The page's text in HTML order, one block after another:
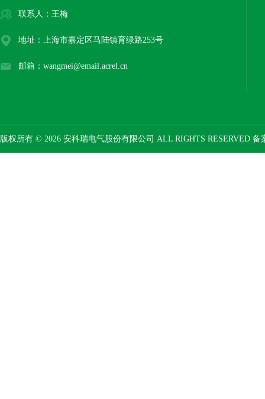
联系人：王梅
地址：上海市嘉定区马陆镇育绿路253号
邮箱：wangmei@email.acrel.cn
版权所有 © 2026 安科瑞电气股份有限公司 ALL RIGHTS RESERVED 备